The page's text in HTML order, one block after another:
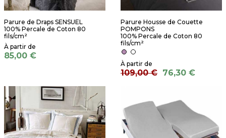
Parure de Draps SENSUEL
100% Percale de Coton 80
fils/cm²
85,00 €
Parure Housse de Couette
POMPONS
100% Percale de Coton 80
fils/cm²
109,00 € 76,30 €